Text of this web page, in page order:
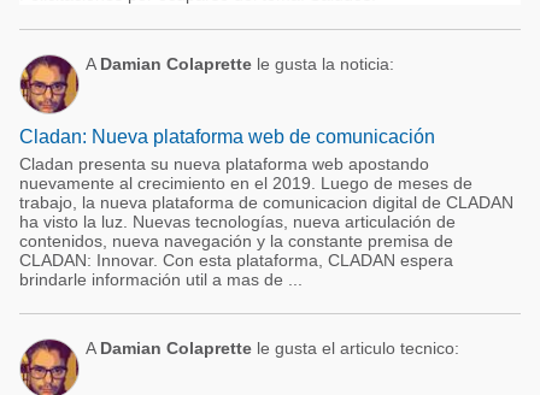
A Damian Colaprette le gusta la noticia:
Cladan: Nueva plataforma web de comunicación
Cladan presenta su nueva plataforma web apostando
nuevamente al crecimiento en el 2019. Luego de meses de
trabajo, la nueva plataforma de comunicacion digital de CLADAN
ha visto la luz. Nuevas tecnologías, nueva articulación de
contenidos, nueva navegación y la constante premisa de
CLADAN: Innovar. Con esta plataforma, CLADAN espera
brindarle información util a mas de ...
A Damian Colaprette le gusta el articulo tecnico: